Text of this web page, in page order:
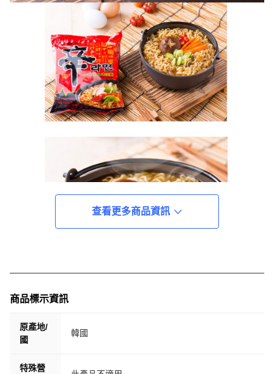
查看更多商品資訊
商品標示資訊
原產地/
國
韓國
特殊營